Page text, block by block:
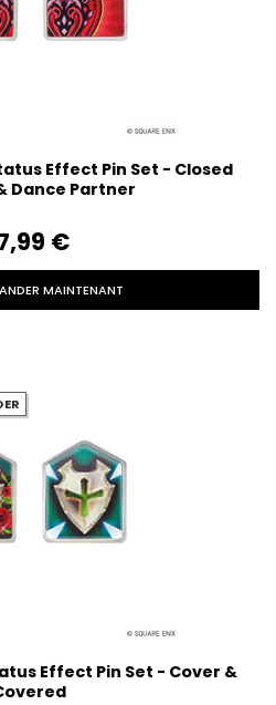
Effect Pin Set - Closed
Dance Partner
‎€
MAINTENANT
Effect Pin Set - Cover &